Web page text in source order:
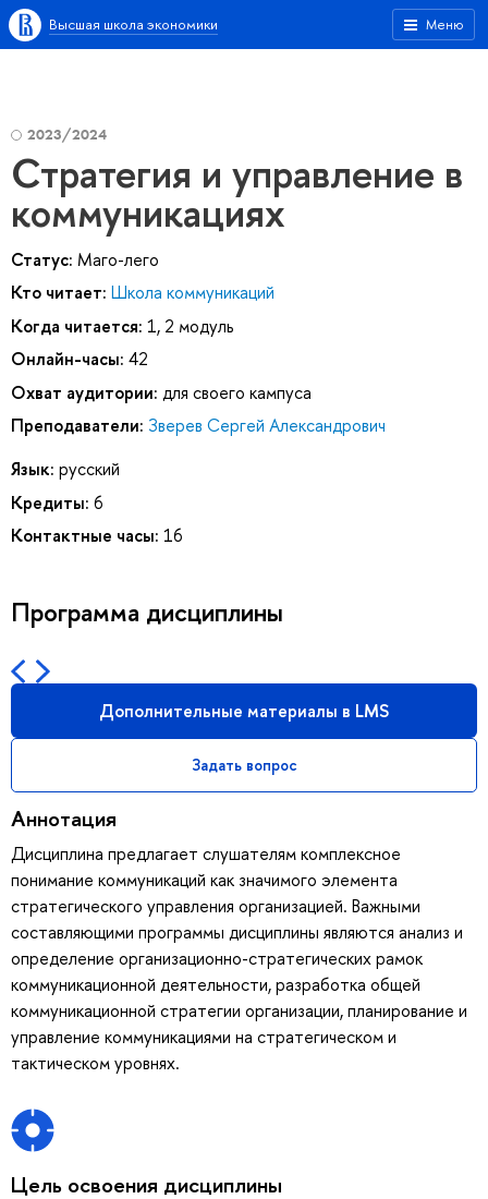
Меню
Высшая школа экономики
2023/2024
Стратегия и управление в
коммуникациях
Статус: Маго-лего
Кто читает: Школа коммуникаций
Когда читается: 1, 2 модуль
Онлайн-часы: 42
Охват аудитории: для своего кампуса
Преподаватели: Зверев Сергей Александрович
Язык: русский
Кредиты: 6
Контактные часы: 16
Программа дисциплины
Дополнительные материалы в LMS
Задать вопрос
Аннотация
Дисциплина предлагает слушателям комплексное
понимание коммуникаций как значимого элемента
стратегического управления организацией. Важными
составляющими программы дисциплины являются анализ и
определение организационно-стратегических рамок
коммуникационной деятельности, разработка общей
коммуникационной стратегии организации, планирование и
управление коммуникациями на стратегическом и
тактическом уровнях.
Цель освоения дисциплины